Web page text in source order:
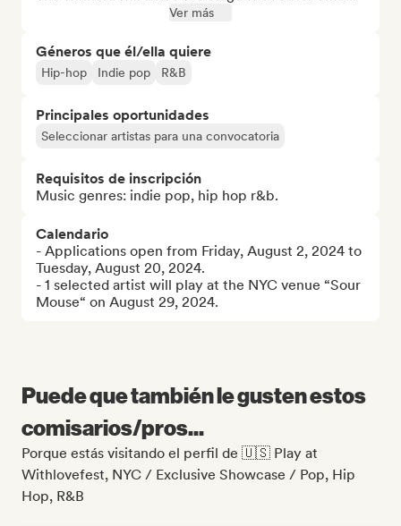
Ver más
Géneros que él/ella quiere
Hip-hop Indie pop R&B
Principales oportunidades
Seleccionar artistas para una convocatoria
Requisitos de inscripción
Music genres: indie pop, hip hop r&b.
Calendario
- Applications open from Friday, August 2, 2024 to
Tuesday, August 20, 2024.
- 1 selected artist will play at the NYC venue “Sour
Mouse“ on August 29, 2024.
Puede que también le gusten estos
comisarios/pros...
Porque estás visitando el perfil de 🇺🇸 Play at
Withlovefest, NYC / Exclusive Showcase / Pop, Hip
Hop, R&B